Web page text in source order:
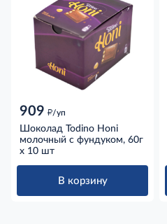
909 д/уп
Шоколад Todino Honi
молочный с фундуком, 60г
x 10 шт
В корзину